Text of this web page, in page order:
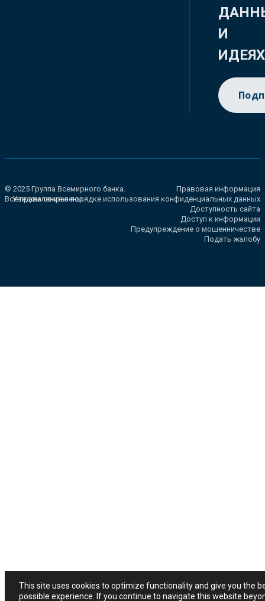
И
ИДЕЯХ
© 2025 Группа Всемирного банка.
Все права сохранены.
Правовая информация
Уведомление о порядке использования конфиденциальных данных
Доступность сайта
Доступ к информации
Предупреждение о мошенничестве
Подать жалобу
This site uses cookies to optimize functionality and give you the
possible experience. If you continue to navigate this website